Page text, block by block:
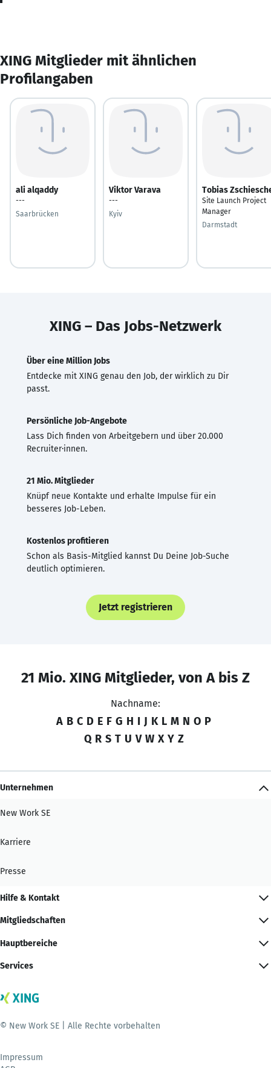
XING Mitglieder mit ähnlichen
Profilangaben
ali alqaddy
---
Saarbrücken
Viktor Varava
---
Kyiv
Tobias
Site Launch Project
Manager
Darmstadt
XING – Das Jobs-Netzwerk
Über eine Million Jobs
Entdecke mit XING genau den Job, der wirklich zu Dir
passt.
Persönliche Job-Angebote
Lass Dich finden von Arbeitgebern und über 20.000
Recruiter·innen.
21 Mio. Mitglieder
Knüpf neue Kontakte und erhalte Impulse für ein
besseres Job-Leben.
Kostenlos profitieren
Schon als Basis-Mitglied kannst Du Deine Job-Suche
deutlich optimieren.
Jetzt registrieren
21 Mio. XING Mitglieder, von A bis Z
Nachname:
A B C D E F G H I J K L M N O P
Q R S T U V W X Y Z
Unternehmen
New Work SE
Karriere
Presse
Hilfe & Kontakt
Mitgliedschaften
Hauptbereiche
Services
© New Work SE | Alle Rechte vorbehalten
Impressum